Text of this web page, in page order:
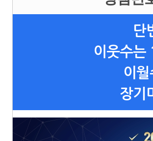
단
이웃수는
이
장기